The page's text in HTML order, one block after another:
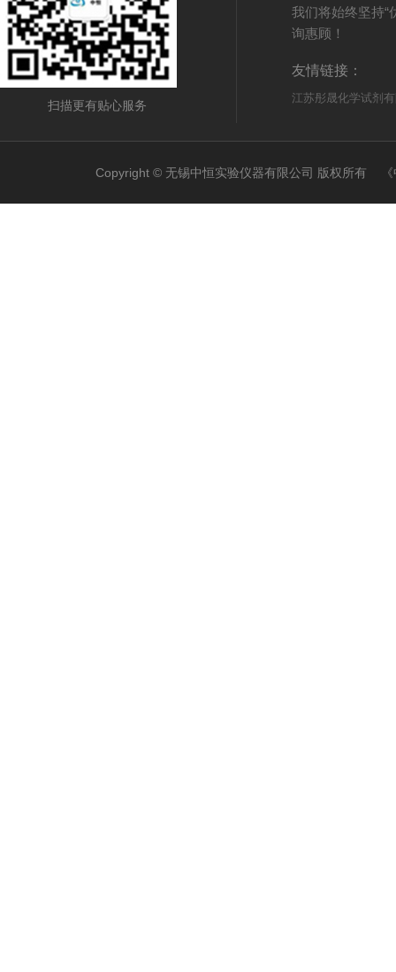
扫描更有贴心服务
我们将始终坚持“
询惠顾！
友情链接：
江苏彤晟化学试剂
Copyright © 无锡中恒实验仪器有限公司 版权所有 《